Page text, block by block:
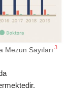
Sayıları 3